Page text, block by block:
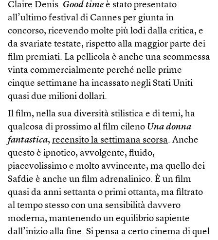
Claire Denis. Good time è stato presentato
all’ultimo festival di Cannes per giunta in
concorso, ricevendo molte più lodi dalla critica, e
da svariate testate, rispetto alla maggior parte dei
film premiati. La pellicola è anche una scommessa
vinta commercialmente perché nelle prime
cinque settimane ha incassato negli Stati Uniti
quasi due milioni dollari.
Il film, nella sua diversità stilistica e di temi, ha
qualcosa di prossimo al film cileno Una donna
fantastica, recensito la settimana scorsa. Anche
questo è ipnotico, avvolgente, fluido,
piacevolissimo e molto avvincente, ma quello dei
Safdie è anche un film adrenalinico. È un film
quasi da anni settanta o primi ottanta, ma filtrato
al tempo stesso con una sensibilità davvero
moderna, mantenendo un equilibrio sapiente
dall’inizio alla fine. Si pensa a certo cinema di quel